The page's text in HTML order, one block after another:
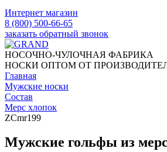
Интернет магазин
8 (800) 500-66-65
заказать обратный звонок
НОСОЧНО-ЧУЛОЧНАЯ ФАБРИКА
НОСКИ ОПТОМ ОТ
Главная
Мужские носки
Состав
Мерс хлопок
ZCmr199
Мужские гольфы из